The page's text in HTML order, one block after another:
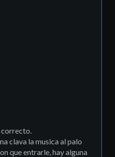
clava la musica al palo
que entrarle, hay alguna